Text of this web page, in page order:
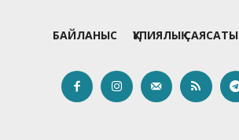
БАЙЛАНЫС ҚҰПИЯЛЫҚ САЯСАТЫ